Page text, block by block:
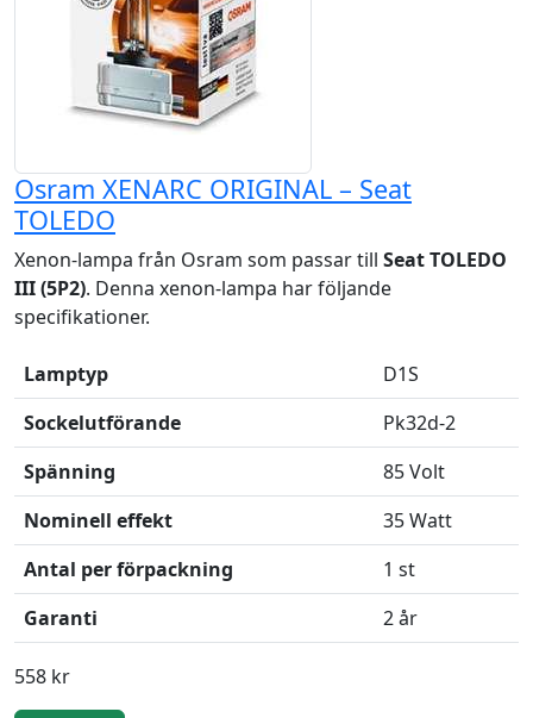
Osram XENARC ORIGINAL – Seat
TOLEDO
Xenon-lampa från Osram som passar till Seat TOLEDO
III (5P2). Denna xenon-lampa har följande
specifikationer.
Lamptyp
D1S
Sockelutförande
Pk32d-2
Spänning
85 Volt
Nominell effekt
35 Watt
Antal per förpackning
1 st
Garanti
2 år
558 kr